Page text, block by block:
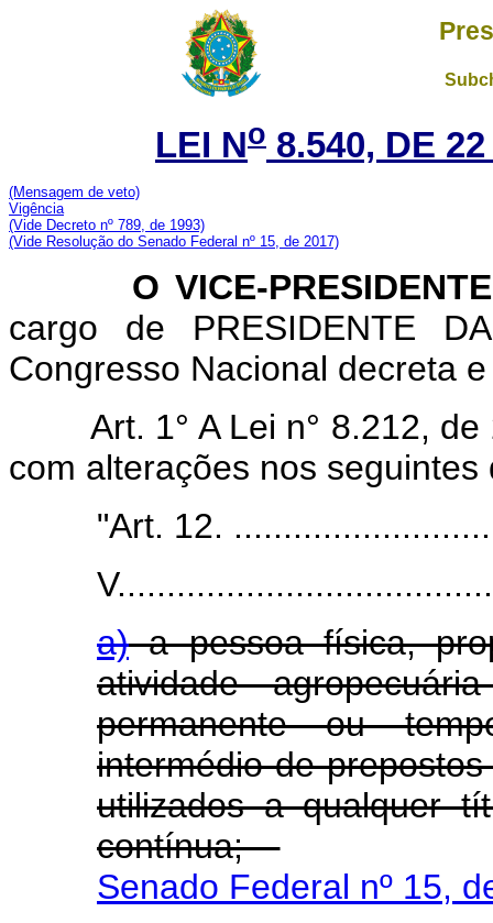
LEI No 8.540, DE
(Mensagem de veto)
Vigência
(Vide Decreto nº 789, de 1993)
(Vide Resolução do Senado Federal nº 15, de 2017)
O VICE-PRESIDENTE
cargo de PRESIDENTE
Congresso Nacional decreta
Art. 1° A Lei n° 8.212,
com alterações nos
"Art. 12.
a)a pessoa física,
atividade
permanente ou
intermédio de
utilizados a qualquer
contínua;
Senado Federal nº 15,